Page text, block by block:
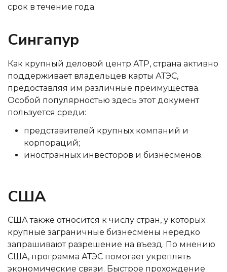
срок в течение года.
Сингапур
Как крупный деловой центр АТР, страна активно
поддерживает владельцев карты АТЭС,
предоставляя им различные преимущества.
Особой популярностью здесь этот документ
пользуется среди:
представителей крупных компаний и
корпораций;
иностранных инвесторов и бизнесменов.
США
США также относится к числу стран, у которых
крупные заграничные бизнесмены нередко
запрашивают разрешение на въезд. По мнению
США, программа АТЭС помогает укреплять
экономические связи. Быстрое прохождение